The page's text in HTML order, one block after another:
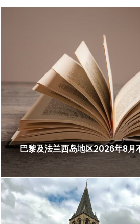
巴黎及法兰西岛地区2026年8月